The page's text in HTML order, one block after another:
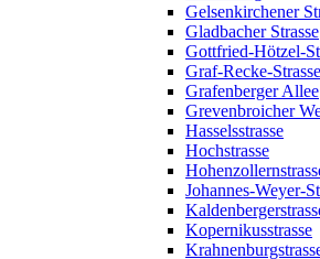
Gelsenkirchener
Gladbacher Strasse
Gottfried-Hötzel-
Graf-Recke-Strasse
Grafenberger Allee
Grevenbroicher
Hasselsstrasse
Hochstrasse
Johannes-Weyer-
Kopernikusstrasse